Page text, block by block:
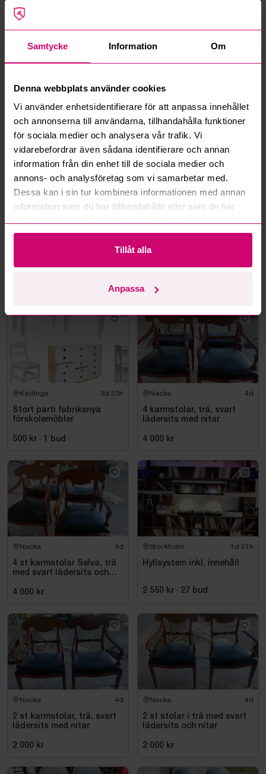
Samtycke Information Om
Denna webbplats använder cookies
Vi använder enhetsidentifierare för att anpassa innehållet
och annonserna till användarna, tillhandahålla funktioner
för sociala medier och analysera vår trafik. Vi
vidarebefordrar även sådana identifierare och annan
information från din enhet till de sociala medier och
annons- och analysföretag som vi samarbetar med.
Dessa kan i sin tur kombinera informationen med annan
information som du har tillhandahållit eller som de har
Tillåt alla
Anpassa
Hur fungerar manuella bud?
Vad innebär serviceavgift?
Hur fungerar maxbud?
Hur fungerar budmotorn?
Kan ni frakta mina vunna objekt?
Läs fler frågor och svar
Kävlinge 3d 23h
Stort parti fabriksnya
förskolemöbler
500 kr · 1 bud
Nacka 4d
4 karmstolar, trä, svart
lädersits med nitar
4 000 kr
Nacka 4d
4 st karmstolar Selva, trä
med svart lädersits och
4 000 kr
Stockholm 1d 21h
Hyllsystem inkl. innehåll
2 550 kr · 27 bud
Nacka 4d
2 st karmstolar, trä, svart
lädersits med nitar
2 000 kr
Nacka 4d
2 st stolar i trä med svart
lädersits och nitar
2 000 kr